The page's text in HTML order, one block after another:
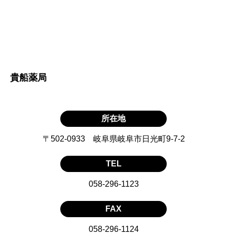
貴船薬局
所在地
〒502-0933 岐阜県岐阜市日光町9-7-2
TEL
058-296-1123
FAX
058-296-1124